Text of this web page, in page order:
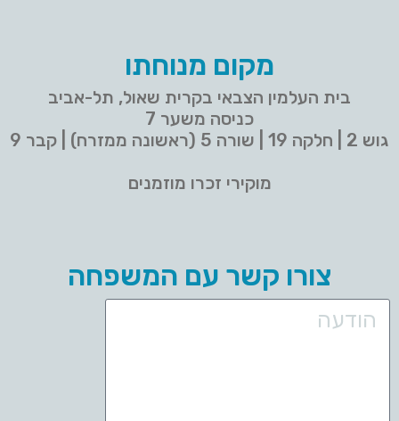
מקום מנוחתו
בית העלמין הצבאי בקרית שאול, תל-אביב
כניסה משער 7
גוש 2 | חלקה 19 | שורה 5 (ראשונה ממזרח) | קבר 9
מוקירי זכרו מוזמנים
צורו קשר עם המשפחה